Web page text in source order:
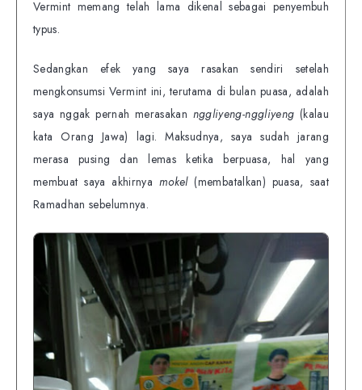
Vermint memang telah lama dikenal sebagai penyembuh
typus.
Sedangkan efek yang saya rasakan sendiri setelah
mengkonsumsi Vermint ini, terutama di bulan puasa, adalah
saya nggak pernah merasakan nggliyeng-nggliyeng (kalau
kata Orang Jawa) lagi. Maksudnya, saya sudah jarang
merasa pusing dan lemas ketika berpuasa, hal yang
membuat saya akhirnya mokel(membatalkan) puasa, saat
Ramadhan sebelumnya.